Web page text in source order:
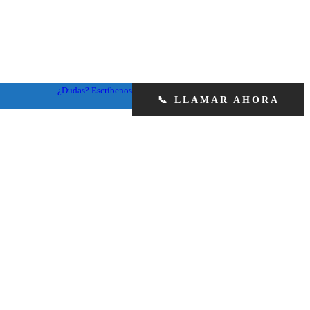
📞 LLAMAR AHORA
¿Dudas? Escríbenos